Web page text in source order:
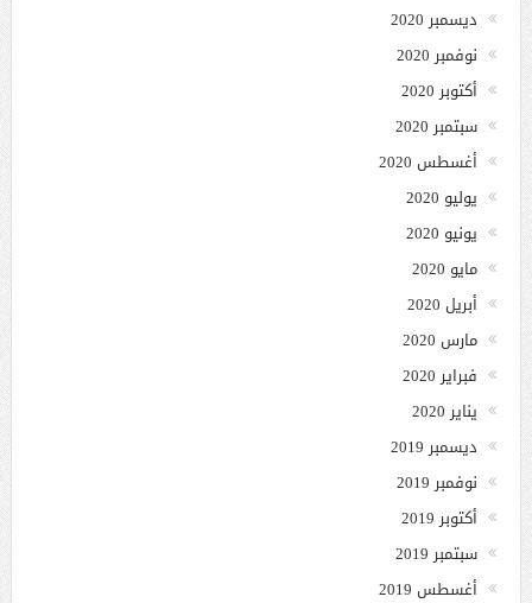
ديسمبر 2020
نوفمبر 2020
أكتوبر 2020
سبتمبر 2020
أغسطس 2020
يوليو 2020
يونيو 2020
مايو 2020
أبريل 2020
مارس 2020
فبراير 2020
يناير 2020
ديسمبر 2019
نوفمبر 2019
أكتوبر 2019
سبتمبر 2019
أغسطس 2019